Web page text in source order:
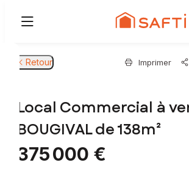
Retour Imprimer
Local Commercial à
BOUGIVAL de 138m²
375 000 €